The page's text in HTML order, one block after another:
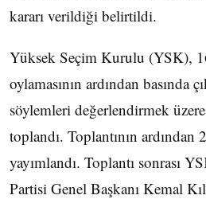
kararı verildiği belirtildi.
Yüksek Seçim Kurulu (YSK),
oylamasının ardından basında
söylemleri değerlendirmek
toplandı. Toplantının ardından
yayımlandı. Toplantı sonrası
Partisi Genel Başkanı Kemal